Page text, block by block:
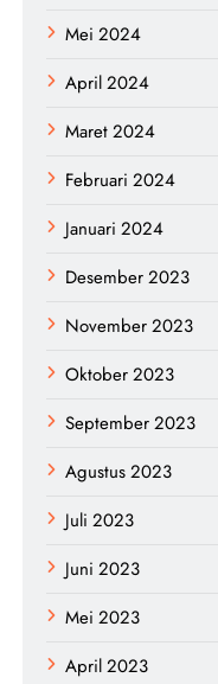
Mei 2024
April 2024
Maret 2024
Februari 2024
Januari 2024
Desember 2023
November 2023
Oktober 2023
September 2023
Agustus 2023
Juli 2023
Juni 2023
Mei 2023
April 2023